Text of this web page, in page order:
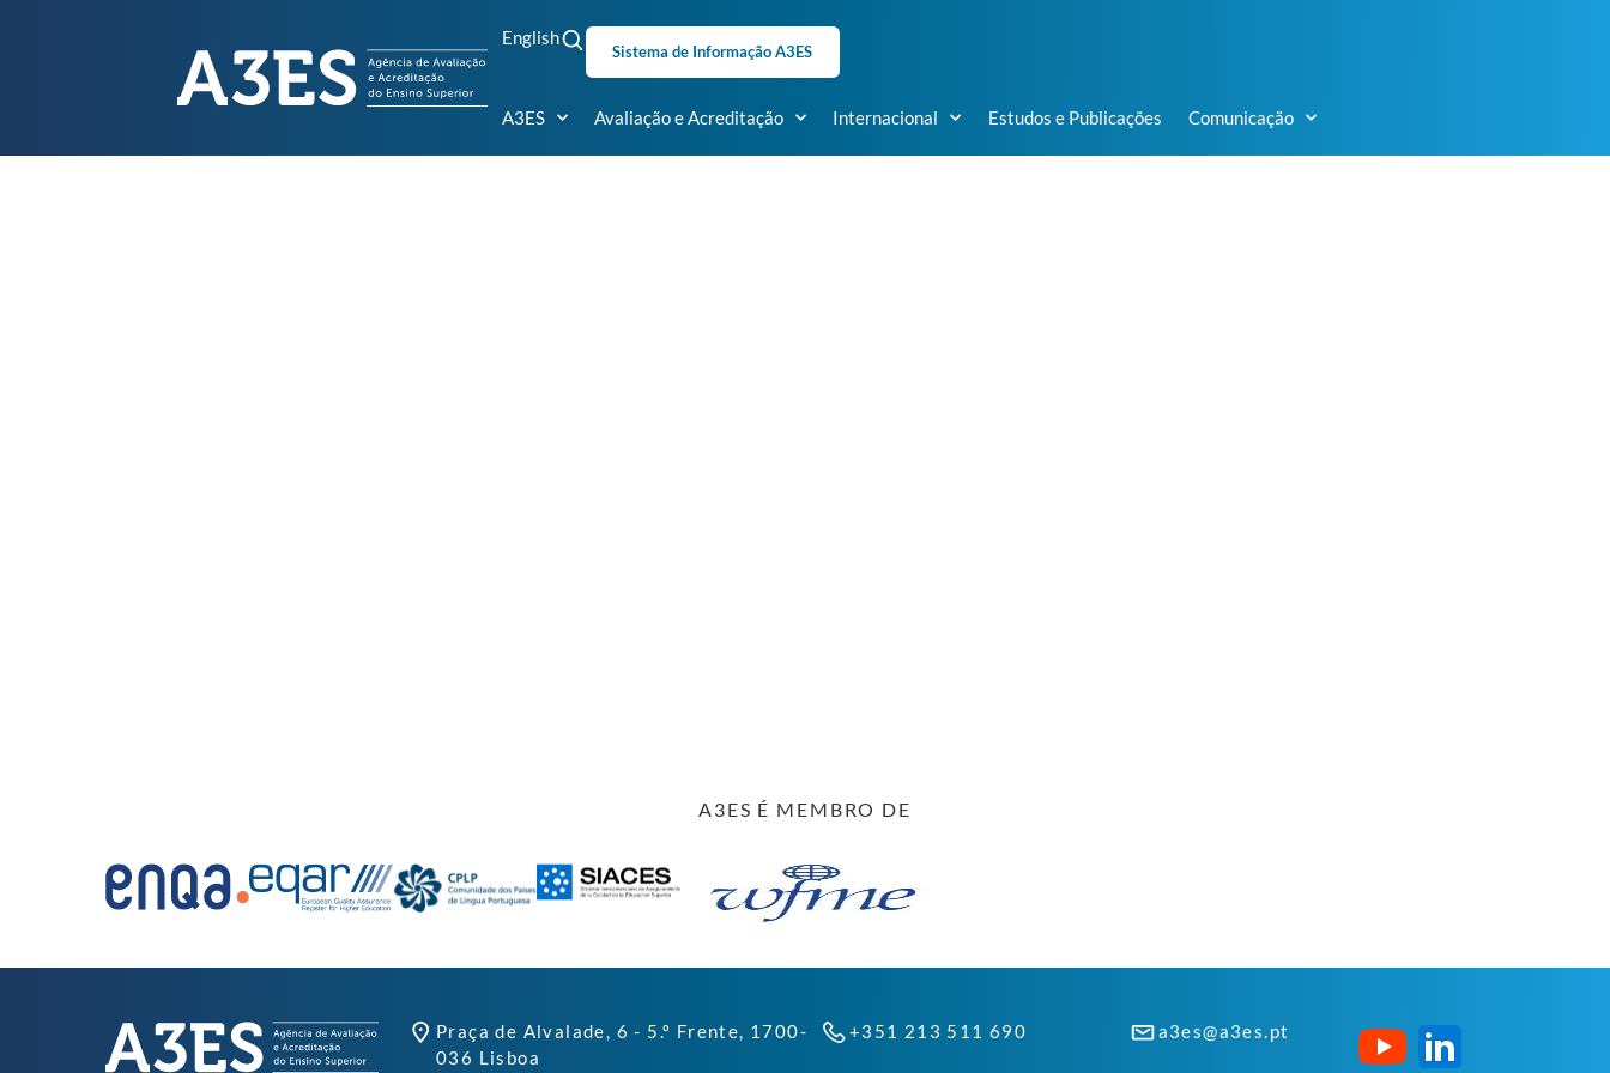
English
Sistema de Informação A3ES
A3ES Avaliação e Acreditação Internacional Estudos e Publicações Comunicação
A3ES É MEMBRO DE
Praça de Alvalade, 6 - 5.º Frente, 1700-
036 Lisboa
+351 213 511 690 a3es@a3es.pt